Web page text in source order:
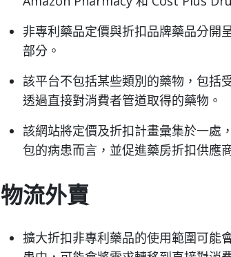
非專利藥品定價與折扣品牌藥品分開
部分。
該平台不包括某些類別的藥物，包括
透過直接對消費者管道取得的藥物。
該網站將定價及折扣計畫彙集於一處
包的病患而言，並促進藥房折扣供應
物流外賣
擴大折扣非專利藥品的使用範圍可能